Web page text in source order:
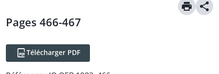
Pages 466-467
Télécharger PDF